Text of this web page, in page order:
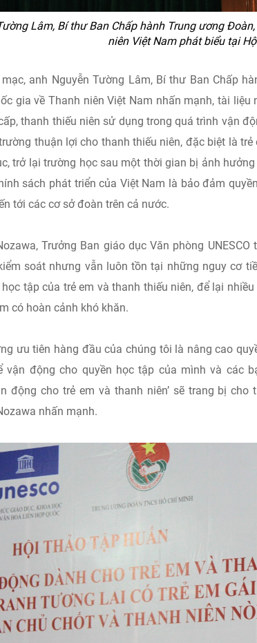
Lâm, Bí thư Ban Chấp hành Trung ương
niên Việt Nam phát biểu tại
anh Nguyễn Tường Lâm, Bí thư Ban Chấp
gia về Thanh niên Việt Nam nhấn mạnh, tài
thanh thiếu niên sử dụng trong quá trình vận
thuận lợi cho thanh thiếu niên, đặc biệt là
trở lại trường học sau một thời gian bị ảnh
sách phát triển của Việt Nam là bảo đảm
tới các cơ sở đoàn trên cả nước.
Trưởng Ban giáo dục Văn phòng
soát nhưng vẫn luôn tồn tại những nguy cơ
tập của trẻ em và thanh thiếu niên, để lại
có hoàn cảnh khó khăn.
ưu tiên hàng đầu của chúng tôi là nâng cao
vận động cho quyền học tập của mình và các
động cho trẻ em và thanh niên’ sẽ trang bị
nhấn mạnh.